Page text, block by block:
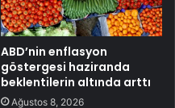
ABD’nin enflasyon
göstergesi haziranda
beklentilerin altında arttı
Ağustos 8, 2026